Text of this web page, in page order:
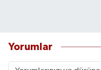
Yorumlar